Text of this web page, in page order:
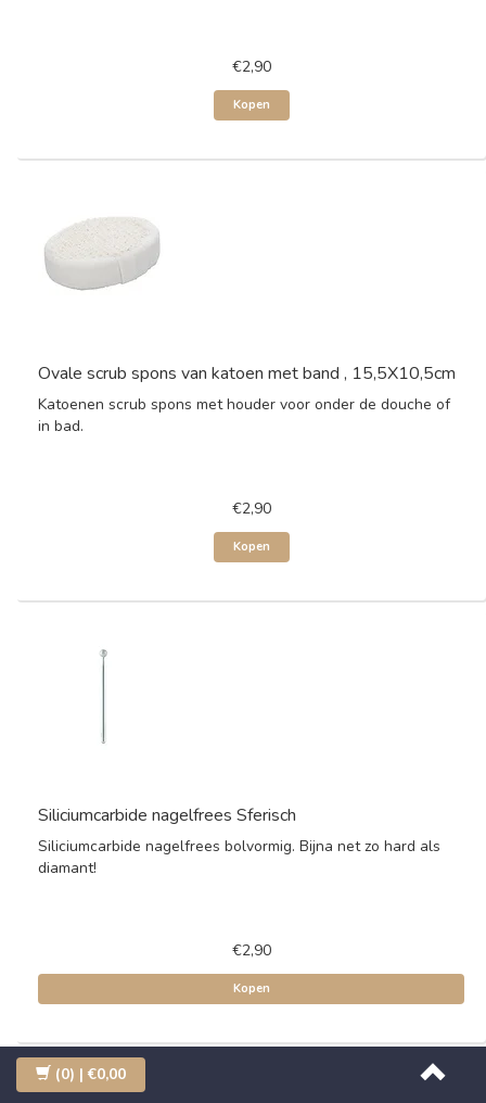
€2,90
Kopen
Ovale scrub spons van katoen met band , 15,5X10,5cm
Katoenen scrub spons met houder voor onder de douche of
in bad.
€2,90
Kopen
Siliciumcarbide nagelfrees Sferisch
Siliciumcarbide nagelfrees bolvormig. Bijna net zo hard als
diamant!
€2,90
Kopen
(0) | €0,00